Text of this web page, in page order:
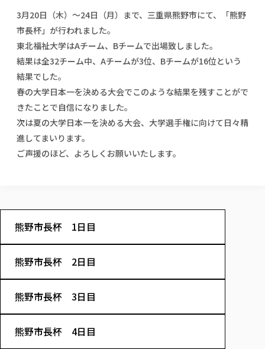
教職員募集
役員・評議員一覧
キャンパス案内
研究活動における不正行為の防止等に関する対応
大学広報誌「TFU Newsletter 東北福祉大学通信」
初年次教育（リエゾンゼミⅠ）について
リエゾンゼミ・ナビ（テキスト等）
お役立ち情報（リンク集）
放射線モニタリング測定結果（国見キャンパス）
大学評価
IR情報
学校教育法施行規則第172条の2に基づく情報公開
教職課程における情報の公表
学部・学科等設置計画履行状況報告書
情報公開規程
医療経営管理学科
仏教専修科
大学院
大学院
総合福祉学研究科 社会福祉学専攻 修士課程
総合福祉学研究科 社会福祉学専攻 博士課程
総合福祉学研究科 福祉心理学専攻 修士課程
通信教育部
通信教育部
通信制大学院 総合福祉学研究科 社会福祉学専攻 修士課程
通信制大学院 総合福祉学研究科 福祉心理学専攻 修士課程
カリキュラム（学部・大学院）
その他の就学機会
学びの特徴
ICT教育
実学臨床教育（総合福祉学部のみ履修可能）
禅のこころ
教員紹介・業績
学びのサポート
学費（学部学科）
授業料減免・奨学金等
宿舎の紹介
東北福祉大学のキャリアサポート
進路・就職支援
東北福祉大学のキャリア教育
採用ご担当者様へ
採用ご担当者様へ
センター長の挨拶
求人の受付について
単独学内説明会のご案内
在学生の方
在学生の方
資格取得報奨制度について
東北福祉大学求人・インターンシップ検索サイト（キャリタス
卒業生の方
卒業生の方
卒業後のキャリア支援体制
在学生による訪問、情報提供へのご協力のお願い
卒業生アンケート
よくあるご質問
東北福祉大学のDNA
大学指定団体紹介
海外留学・研修
外国人在学生
Prospective Students
学生支援センター国際交流の活動
スタッフ紹介
東北福祉大学の研究活動
東北福祉大学の研究活動
東北福祉大学の研究紹介
共同研究等をご検討の皆様へ
東北福祉大学の紀要・リポジトリ
東北福祉大学の紀要・リポジトリ
研究紀要
教職研究
東北福祉大学教育・教職センター特別支援教育研究年報一覧
産学・産学官連携
産学・産学官連携
「高齢者のフレイル予防及びデジタルデバイド解消に向けた産
高齢者施設特化型モジュラー車いす開発
社会貢献・地域連携活動
社会貢献・地域連携活動
各種社会貢献活動の窓口
伝承講座「311『伝える／備える』次世代塾」
JICA草の根技術協力事業
被災地の子ども支援活動
生涯学習・社会人講座
自治体・団体等との主な協定
研究所について
生涯教育・キャリア教育TOP
生涯学習・社会人講座
月例TFU実学臨床研究セミナー
特別支援教育研究室
関連法人
施設利用
同窓会
3月20日（木）～24日（月）まで、三重県熊野市にて、「熊野
市長杯」が行われました。
東北福祉大学はAチーム、Bチームで出場致しました。
結果は全32チーム中、Aチームが3位、Bチームが16位という
結果でした。
春の大学日本一を決める大会でこのような結果を残すことがで
きたことで自信になりました。
次は夏の大学日本一を決める大会、大学選手権に向けて日々精
進してまいります。
ご声援のほど、よろしくお願いいたします。
熊野市長杯 1日目
熊野市長杯 2日目
熊野市長杯 3日目
熊野市長杯 4日目